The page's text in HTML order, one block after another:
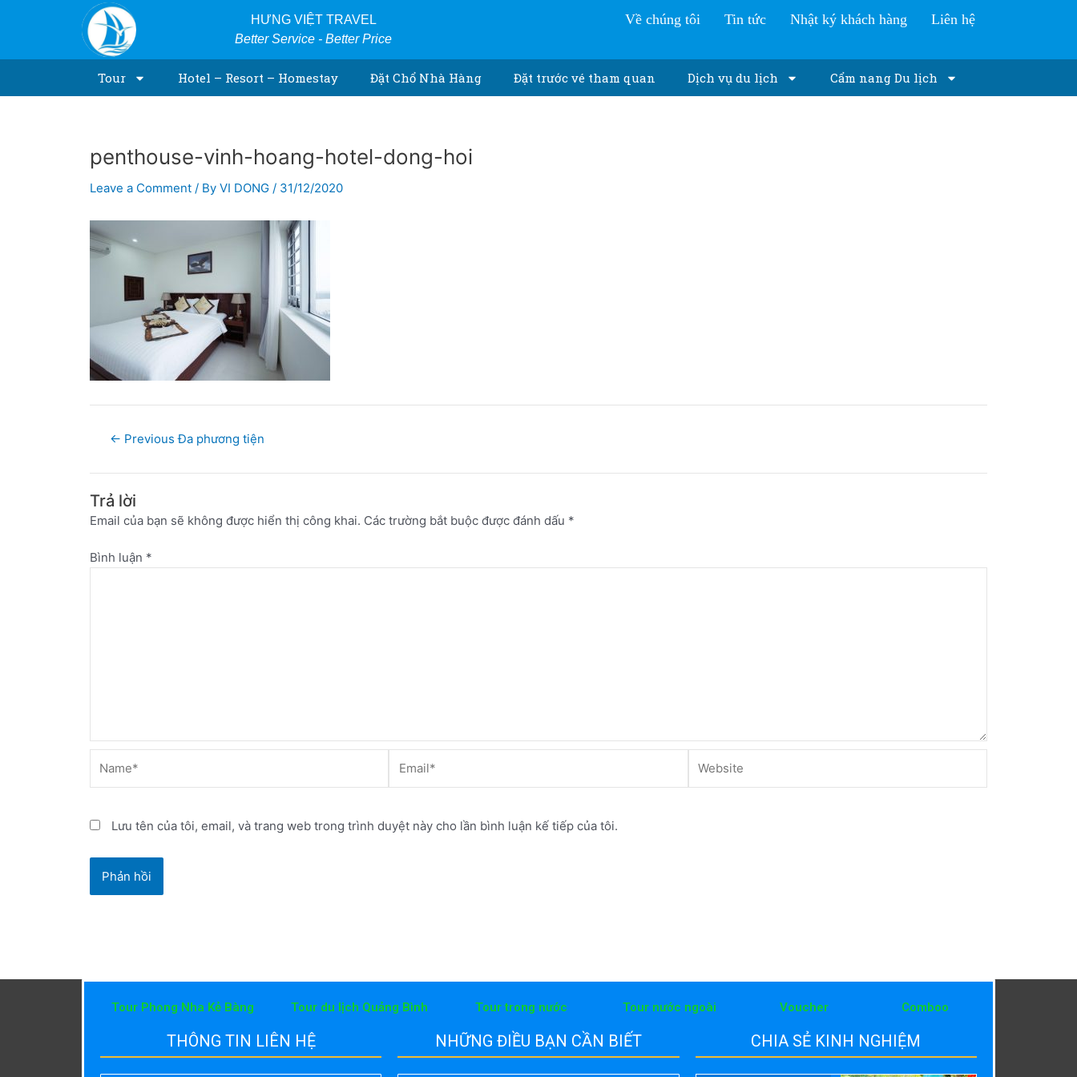
HƯNG VIỆT TRAVEL
Better Service - Better Price
Về chúng tôi Tin tức Nhật ký khách hàng Liên hệ
Tour Hotel – Resort – Homestay Đặt Chổ Nhà Hàng Đặt trước vé tham quan Dịch vụ du lịch Cẩm nang Du lịch
penthouse-vinh-hoang-hotel-dong-hoi
Leave a Comment / By VI DONG / 31/12/2020
Post
navigation
← Previous Đa phương tiện
Trả lời
Email của bạn sẽ không được hiển thị công khai. Các trường bắt buộc được đánh dấu *
Bình luận *
Lưu tên của tôi, email, và trang web trong trình duyệt này cho lần bình luận kế tiếp của tôi.
Tour Phong Nha Kẻ Bàng Tour du lịch Quảng Bình Tour trong nước Tour nước ngoài Voucher Comboo
THÔNG TIN LIÊN HỆ NHỮNG ĐIỀU BẠN CẦN BIẾT CHIA SẺ KINH NGHIỆM